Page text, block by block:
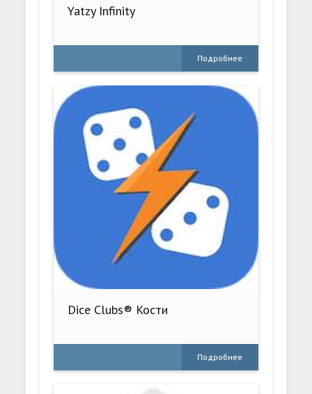
Yatzy Infinity
Подробнее
Dice Clubs® Кости
Подробнее